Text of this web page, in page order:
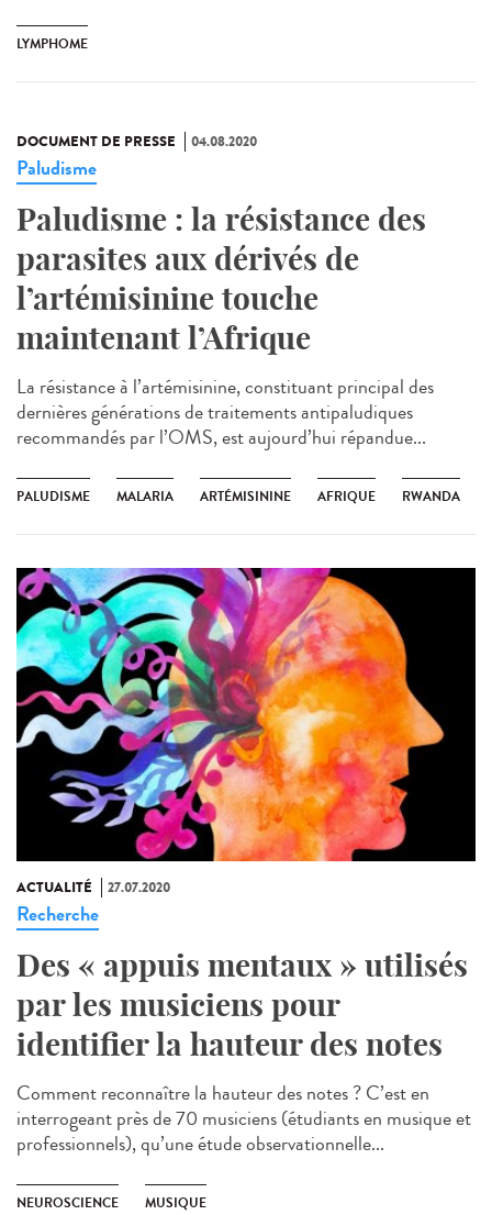
LYMPHOME
DOCUMENT DE PRESSE 04.08.2020
Paludisme
Paludisme : la résistance des
parasites aux dérivés de
l’artémisinine touche
maintenant l’Afrique
La résistance à l’artémisinine, constituant principal des
dernières générations de traitements antipaludiques
recommandés par l’OMS, est aujourd’hui répandue...
PALUDISME MALARIA ARTÉMISININE AFRIQUE RWANDA
ACTUALITÉ 27.07.2020
Recherche
Des « appuis mentaux » utilisés
par les musiciens pour
identifier la hauteur des notes
Comment reconnaître la hauteur des notes ? C’est en
interrogeant près de 70 musiciens (étudiants en musique et
professionnels), qu’une étude observationnelle...
NEUROSCIENCE MUSIQUE